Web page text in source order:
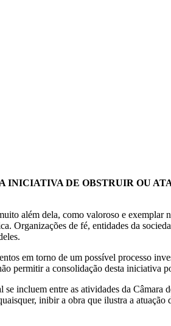
DE OBSTRUIR OU
além dela, como valoroso e exemplar
Organizações de fé, entidades da
em torno de um possível processo
permitir a consolidação desta iniciativa
incluem entre as atividades da Câmara
inibir a obra que ilustra a